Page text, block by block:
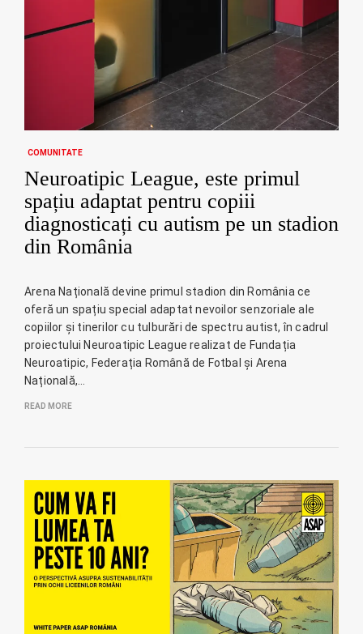
COMUNITATE
Neuroatipic League, este primul
spațiu adaptat pentru copiii
diagnosticați cu autism pe un stadion
din România
Arena Națională devine primul stadion din România ce
oferă un spațiu special adaptat nevoilor senzoriale ale
copiilor și tinerilor cu tulburări de spectru autist, în cadrul
proiectului Neuroatipic League realizat de Fundația
Neuroatipic, Federația Română de Fotbal și Arena
Națională,…
READ MORE